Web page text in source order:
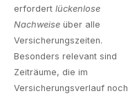
erfordert lückenlose
Nachweise über alle
Versicherungszeiten.
Besonders relevant sind
Zeiträume, die im
Versicherungsverlauf noch